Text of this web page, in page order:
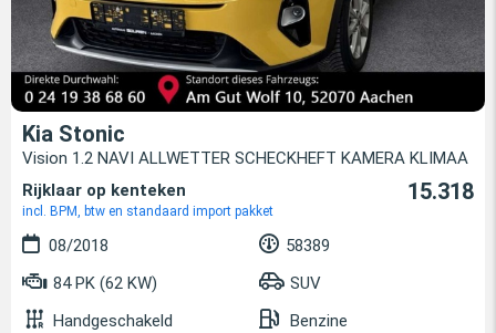
Kia Stonic
Vision 1.2 NAVI ALLWETTER SCHECKHEFT KAMERA KLIMAA
Rijklaar op kenteken
incl. BPM, btw en standaard import pakket
15.318
08/2018
58389
84 PK (62 KW)
SUV
Handgeschakeld
Benzine